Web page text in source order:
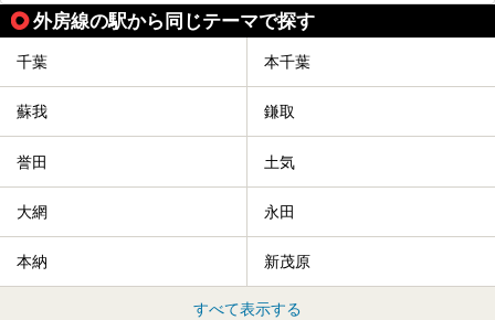
外房線の駅から同じテーマで探す
千葉 本千葉
蘇我 鎌取
誉田 土気
大網 永田
本納 新茂原
すべて表示する